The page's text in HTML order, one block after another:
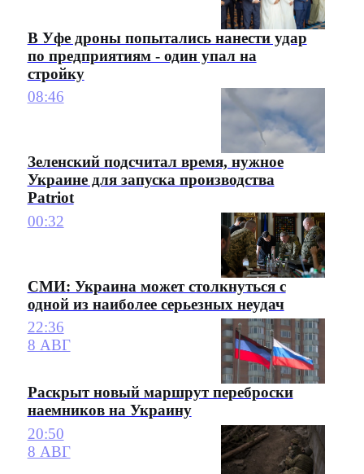
В Уфе дроны попытались нанести удар
по предприятиям - один упал на
стройку
08:46
Зеленский подсчитал время, нужное
Украине для запуска производства
Patriot
00:32
СМИ: Украина может столкнуться с
одной из наиболее серьезных неудач
22:36
8 АВГ
Раскрыт новый маршрут переброски
наемников на Украину
20:50
8 АВГ